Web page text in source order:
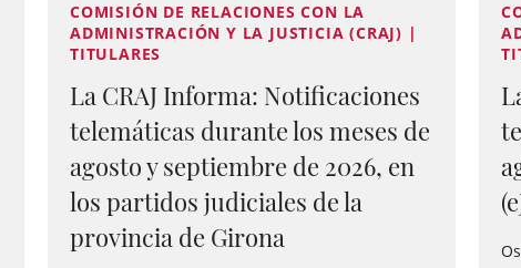
COMISIÓN DE RELACIONES CON LA
ADMINISTRACIÓN Y LA JUSTICIA (CRAJ) |
TITULARES
La CRAJ Informa: Notificaciones
telemáticas durante los meses de
agosto y septiembre de 2026, en
los partidos judiciales de la
provincia de Girona